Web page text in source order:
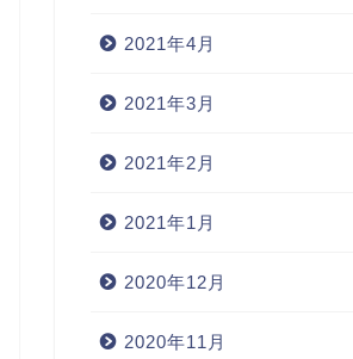
2021年4月
2021年3月
2021年2月
2021年1月
2020年12月
2020年11月